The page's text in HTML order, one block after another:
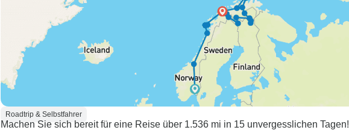
Roadtrip & Selbstfahrer
Machen Sie sich bereit für eine Reise über 1.536 mi in 15 unvergesslichen Tagen!